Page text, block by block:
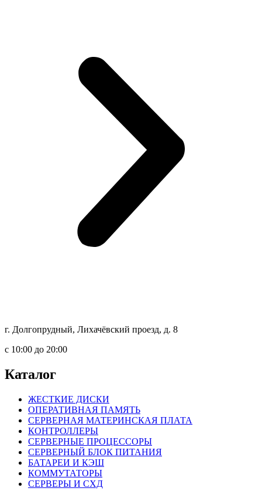
г. Долгопрудный, Лихачёвский проезд, д. 8
c 10:00 до 20:00
Каталог
ЖЕСТКИЕ ДИСКИ
ОПЕРАТИВНАЯ ПАМЯТЬ
СЕРВЕРНАЯ МАТЕРИНСКАЯ ПЛАТА
КОНТРОЛЛЕРЫ
СЕРВЕРНЫЕ ПРОЦЕССОРЫ
СЕРВЕРНЫЙ БЛОК ПИТАНИЯ
БАТАРЕИ И КЭШ
КОММУТАТОРЫ
СЕРВЕРЫ И СХД